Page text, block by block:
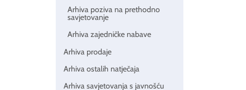
Arhiva poziva na prethodno
savjetovanje
Arhiva zajedničke nabave
Arhiva prodaje
Arhiva ostalih natječaja
Arhiva savjetovanja s javnošću